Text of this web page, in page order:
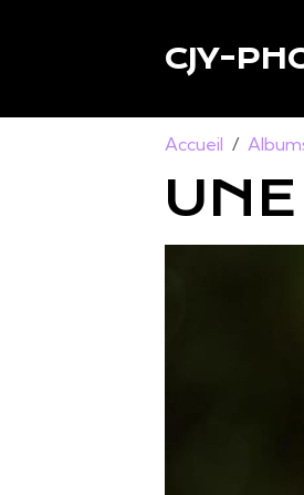
CJY-
Accueil